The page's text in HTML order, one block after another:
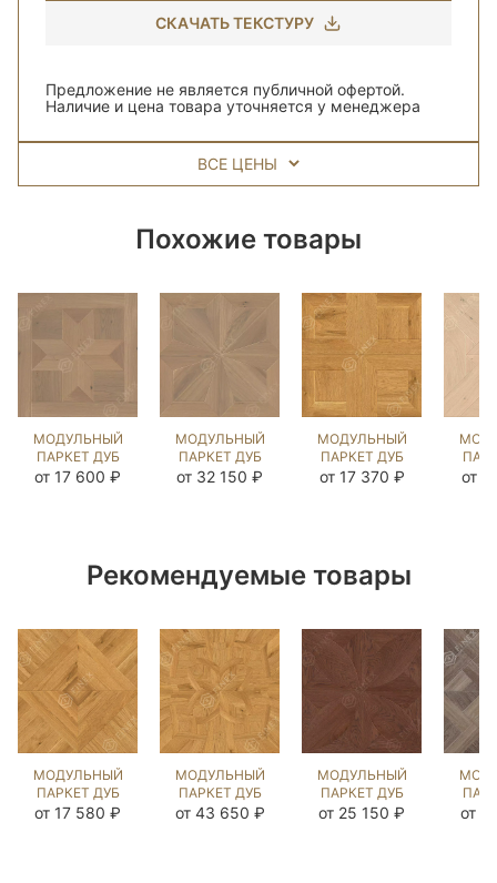
СКАЧАТЬ ТЕКСТУРУ
Предложение не является публичной офертой.
Наличие и цена товара уточняется у менеджера
ВСЕ ЦЕНЫ
Похожие товары
МОДУЛЬНЫЙ
ПАРКЕТ ДУБ
ЭТОЙЛЕ
от 17 600 ₽
МОДУЛЬНЫЙ
ПАРКЕТ ДУБ
ЭМБЕРЛИ
от 32 150 ₽
МОДУЛЬНЫЙ
ПАРКЕТ ДУБ
КЕНИГ
от 17 370 ₽ от
Рекомендуемые товары
МОДУЛЬНЫЙ
ПАРКЕТ ДУБ
ЛИОН
от 17 580 ₽
МОДУЛЬНЫЙ
ПАРКЕТ ДУБ
ЛАВАРДИН
от 43 650 ₽
МОДУЛЬНЫЙ
ПАРКЕТ ДУБ
МОНИС
от 25 150 ₽ от